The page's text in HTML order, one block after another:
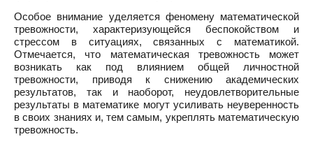
Особое внимание уделяется феномену математической
тревожности, характеризующейся беспокойством и
стрессом в ситуациях, связанных с математикой.
Отмечается, что математическая тревожность может
возникать как под влиянием общей личностной
тревожности, приводя к снижению академических
результатов, так и наоборот, неудовлетворительные
результаты в математике могут усиливать неуверенность
в своих знаниях и, тем самым, укреплять математическую
тревожность.